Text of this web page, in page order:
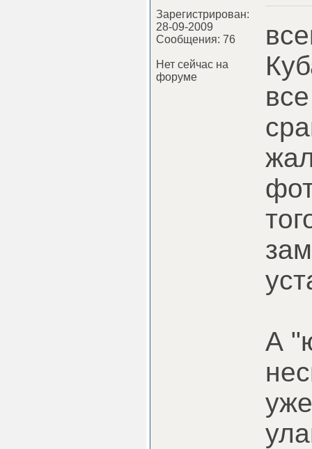
Зарегистрирован:
28-09-2009
Сообщения: 76
Нет сейчас на
форуме
А